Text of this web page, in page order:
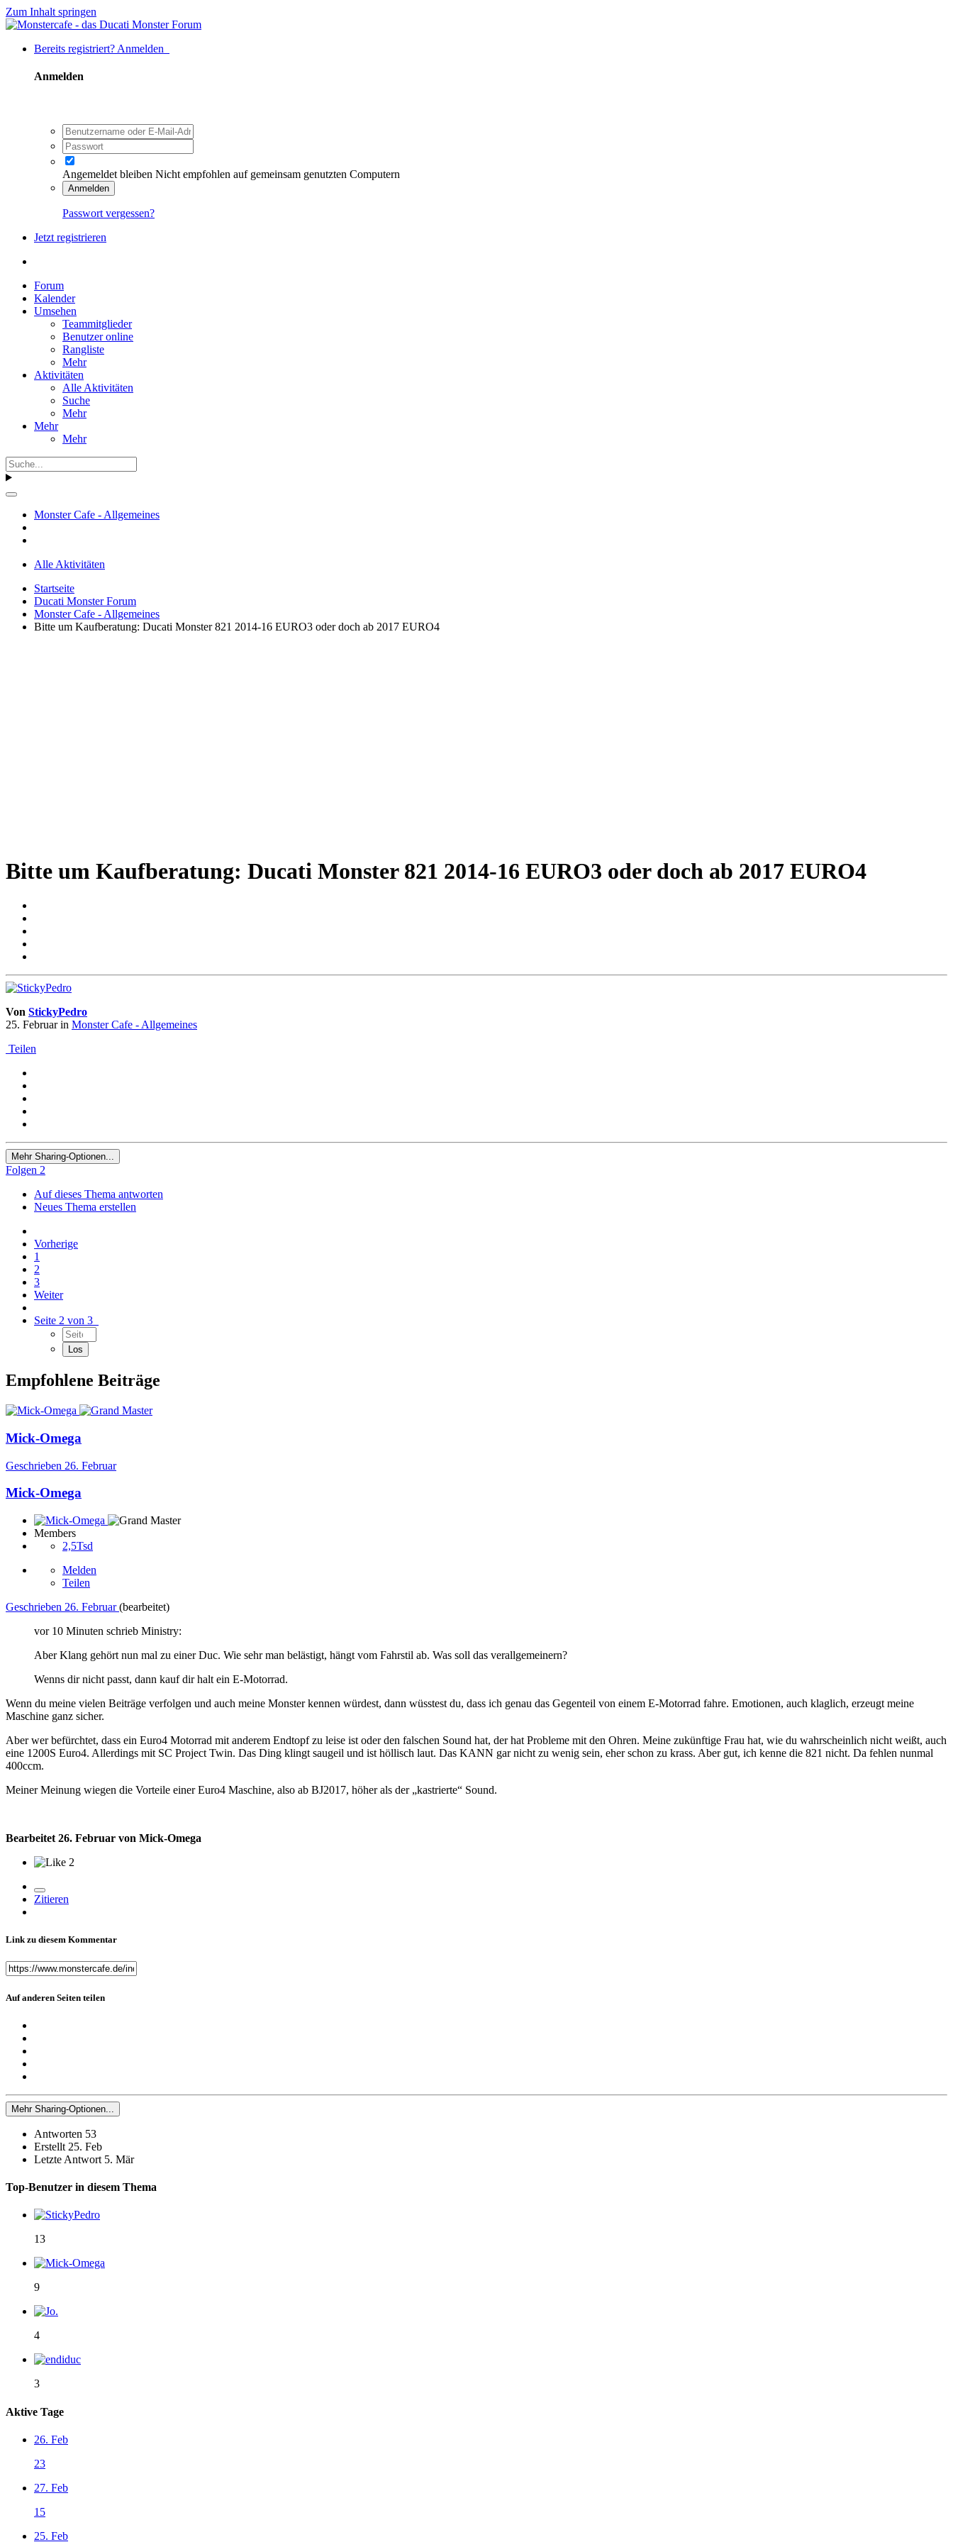
Zum Inhalt springen
Bereits registriert? Anmelden
Anmelden
Angemeldet bleiben Nicht empfohlen auf gemeinsam genutzten Computern
Anmelden
Passwort vergessen?
Jetzt registrieren
Forum
Kalender
Umsehen
Teammitglieder
Benutzer online
Rangliste
Mehr
Aktivitäten
Alle Aktivitäten
Suche
Mehr
Mehr
Mehr
Monster Cafe - Allgemeines
Alle Aktivitäten
Startseite
Ducati Monster Forum
Monster Cafe - Allgemeines
Bitte um Kaufberatung: Ducati Monster 821 2014-16 EURO3 oder doch ab 2017 EURO4
Bitte um Kaufberatung: Ducati Monster 821 2014-16 EURO3 oder doch ab 2017 EURO4
Von StickyPedro
25. Februarin Monster Cafe - Allgemeines
Teilen
Mehr Sharing-Optionen...
Folgen 2
Auf dieses Thema antworten
Neues Thema erstellen
Vorherige
1
2
3
Weiter
Seite 2 von 3
Empfohlene Beiträge
Mick-Omega
Geschrieben 26. Februar
Mick-Omega
Members
2,5Tsd
Melden
Teilen
Geschrieben 26. Februar(bearbeitet)
vor 10 Minuten schrieb Ministry:
Aber Klang gehört nun mal zu einer Duc. Wie sehr man belästigt, hängt vom Fahrstil ab. Was soll das verallgemeinern?
Wenns dir nicht passt, dann kauf dir halt ein E-Motorrad.
Wenn du meine vielen Beiträge verfolgen und auch meine Monster kennen würdest, dann wüsstest du, dass ich genau das Gegenteil von einem E-Motorrad fahre. Emotionen, auch klaglich, erzeugt meine
Maschine ganz sicher.
Aber wer befürchtet, dass ein Euro4 Motorrad mit anderem Endtopf zu leise ist oder den falschen Sound hat, der hat Probleme mit den Ohren. Meine zukünftige Frau hat, wie du wahrscheinlich nicht weißt, auch
eine 1200S Euro4. Allerdings mit SC Project Twin. Das Ding klingt saugeil und ist höllisch laut. Das KANN gar nicht zu wenig sein, eher schon zu krass. Aber gut, ich kenne die 821 nicht. Da fehlen nunmal
400ccm.
Meiner Meinung wiegen die Vorteile einer Euro4 Maschine, also ab BJ2017, höher als der „kastrierte“ Sound.
Bearbeitet 26. Februar von Mick-Omega
2
Zitieren
Link zu diesem Kommentar
Auf anderen Seiten teilen
Mehr Sharing-Optionen...
Antworten 53
Erstellt 25. Feb
Letzte Antwort 5. Mär
Top-Benutzer in diesem Thema
13
9
4
3
Aktive Tage
26. Feb
23
27. Feb
15
25. Feb